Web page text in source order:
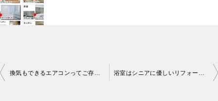
換気もできるエアコンってご存知でしたか枚方 浴室はシニアに優しいリフォームでした枚方